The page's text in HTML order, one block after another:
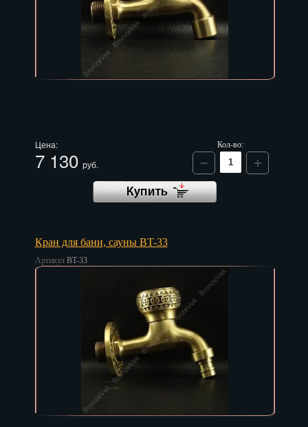
Цена:
7 130 руб.
Кол-во:
Кран для бани, сауны BT-33
Артикул BT-33